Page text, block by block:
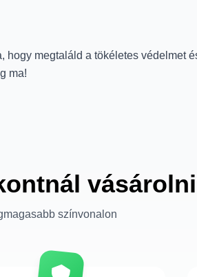
megtaláld a tökéletes védelmet
ma!
színvonalon